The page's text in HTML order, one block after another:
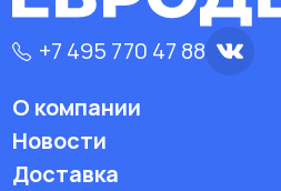
Материал
+7 495 770 47 88
О компании
Новости
Доставка